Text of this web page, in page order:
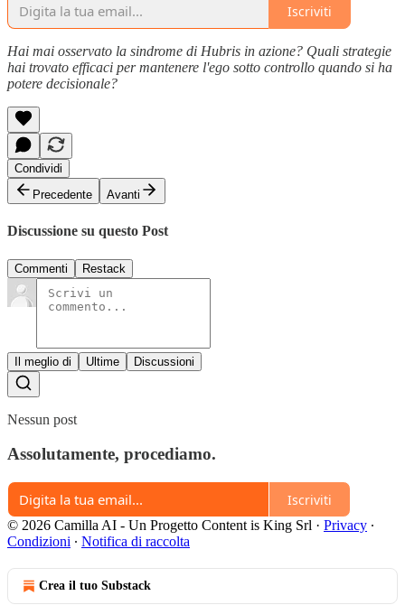
Iscriviti
Hai mai osservato la sindrome di Hubris in azione? Quali strategie
hai trovato efficaci per mantenere l'ego sotto controllo quando si ha
potere decisionale?
Condividi
Precedente
Avanti
Discussione su questo Post
Commenti Restack
Il meglio di Ultime Discussioni
Nessun post
Assolutamente, procediamo.
Iscriviti
© 2026 Camilla AI - Un Progetto Content is King Srl · Privacy ∙
Condizioni ∙ Notifica di raccolta
Crea il tuo Substack